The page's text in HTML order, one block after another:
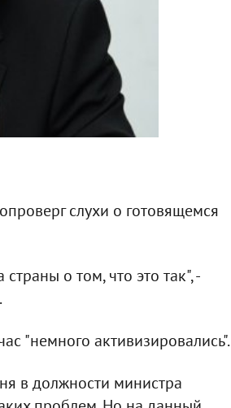
опроверг слухи о готовящемся
о том, что это так", -
"немного активизировались".
в должности министра